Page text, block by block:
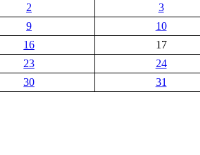
2 3
9 10
16 17
23 24
30
31